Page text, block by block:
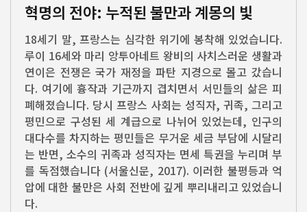
혁명의 전야: 누적된 불만과 계몽의 빛
18세기 말, 프랑스는 심각한 위기에 봉착해 있었습니다.
루이 16세와 마리 앙투아네트 왕비의 사치스러운 생활과
연이은 전쟁은 국가 재정을 파탄 지경으로 몰고 갔습니
다. 여기에 흉작과 기근까지 겹치면서 서민들의 삶은 피
폐해졌습니다. 당시 프랑스 사회는 성직자, 귀족, 그리고
평민으로 구성된 세 계급으로 나뉘어 있었는데, 인구의
대다수를 차지하는 평민들은 무거운 세금 부담에 시달리
는 반면, 소수의 귀족과 성직자는 면세 특권을 누리며 부
를 독점했습니다 (서울신문, 2017). 이러한 불평등과 억
압에 대한 불만은 사회 전반에 깊게 뿌리내리고 있었습니
다.